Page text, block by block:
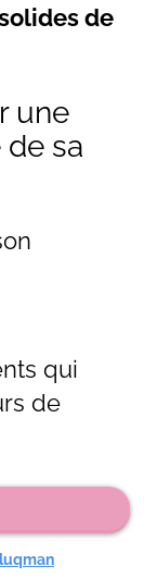
de
une
sa
qui
de